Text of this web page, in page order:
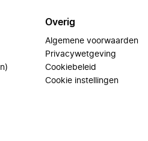
Overig
Algemene voorwaarden
Privacywetgeving
Cookiebeleid
Cookie instellingen